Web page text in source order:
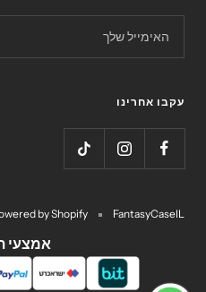
האימייל שלך
עקבו אחרינו
FantasyCaseIL
by Shopify
אמצעי